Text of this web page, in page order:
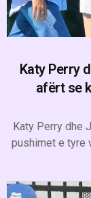
Katy Perry
afërt se
Katy Perry dhe
pushimet e tyre